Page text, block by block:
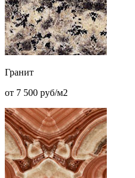
Гранит
от 7 500 руб/м2